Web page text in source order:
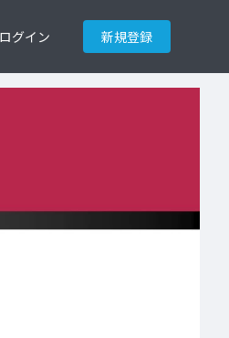
ログイン 新規登録